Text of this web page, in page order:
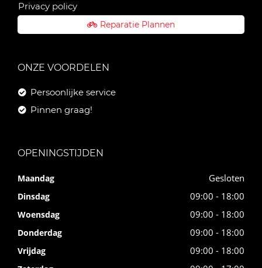
Privacy policy
Reparatie Plannen
ONZE VOORDELEN
Persoonlijke service
Pinnen graag!
OPENINGSTIJDEN
Maandag Gesloten
Dinsdag 09:00 - 18:00
Woensdag 09:00 - 18:00
Donderdag 09:00 - 18:00
Vrijdag 09:00 - 18:00